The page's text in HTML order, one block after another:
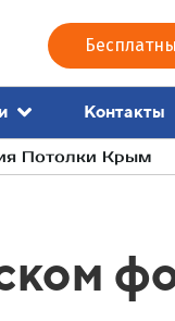
Контакты
Потолки Крым